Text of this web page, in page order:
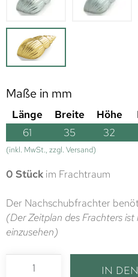
Maße in mm
Länge Breite Höhe
61
35 32
(inkl. MwSt., zzgl. Versand)
0 Stück im Frachtraum
Der Nachschubfrachter
(Der Zeitplan des Frachters
einzusehen)
IN